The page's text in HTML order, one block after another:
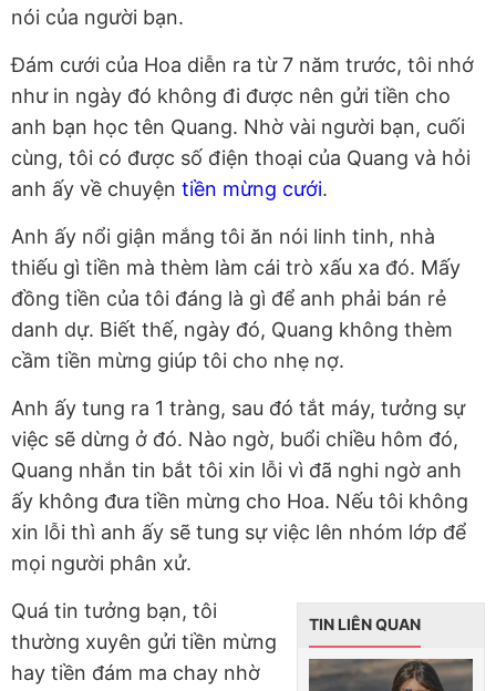
nói của người bạn.
Đám cưới của Hoa diễn ra từ 7 năm trước, tôi nhớ
như in ngày đó không đi được nên gửi tiền cho
anh bạn học tên Quang. Nhờ vài người bạn, cuối
cùng, tôi có được số điện thoại của Quang và hỏi
anh ấy về chuyện tiền mừng cưới.
Anh ấy nổi giận mắng tôi ăn nói linh tinh, nhà
thiếu gì tiền mà thèm làm cái trò xấu xa đó. Mấy
đồng tiền của tôi đáng là gì để anh phải bán rẻ
danh dự. Biết thế, ngày đó, Quang không thèm
cầm tiền mừng giúp tôi cho nhẹ nợ.
Anh ấy tung ra 1 tràng, sau đó tắt máy, tưởng sự
việc sẽ dừng ở đó. Nào ngờ, buổi chiều hôm đó,
Quang nhắn tin bắt tôi xin lỗi vì đã nghi ngờ anh
ấy không đưa tiền mừng cho Hoa. Nếu tôi không
xin lỗi thì anh ấy sẽ tung sự việc lên nhóm lớp để
mọi người phân xử.
TIN LIÊN QUAN
Quá tin tưởng bạn, tôi
thường xuyên gửi tiền mừng
hay tiền đám ma chay nhờ